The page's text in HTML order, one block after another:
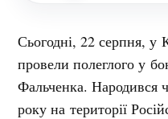
Сьогодні, 22 серпня, у
провели полеглого у
Фальченка. Народився
року на території